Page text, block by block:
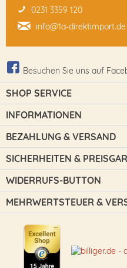
0231 3359 120
info@1a-direktimport.de
Besuchen Sie uns auf
SHOP SERVICE
INFORMATIONEN
BEZAHLUNG & VERSAND
SICHERHEITEN &
WIDERRUFS-BUTTON
MEHRWERTSTEUER &